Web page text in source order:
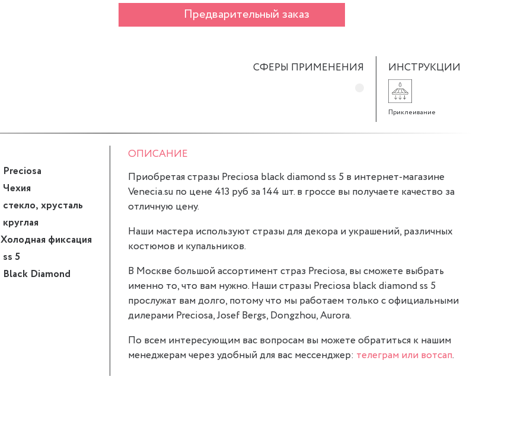
Предварительный заказ
СФЕРЫ ПРИМЕНЕНИЯ ИНСТРУКЦИИ
Приклеивание
Preciosa
Чехия
стекло, хрусталь
круглая
Холодная фиксация
ss 5
Black Diamond
ОПИСАНИЕ
Приобретая стразы Preciosa black diamond ss 5 в интернет-магазине
Venecia.su по цене 413 руб за 144 шт. в гроссе вы получаете качество за
отличную цену.
Наши мастера используют стразы для декора и украшений, различных
костюмов и купальников.
В Москве большой ассортимент страз Preciosa, вы сможете выбрать
именно то, что вам нужно. Наши стразы Preciosa black diamond ss 5
прослужат вам долго, потому что мы работаем только с официальными
дилерами Preciosa, Josef Bergs, Dongzhou, Aurora.
По всем интересующим вас вопросам вы можете обратиться к нашим
менеджерам через удобный для вас мессенджер: телеграм или вотсап.